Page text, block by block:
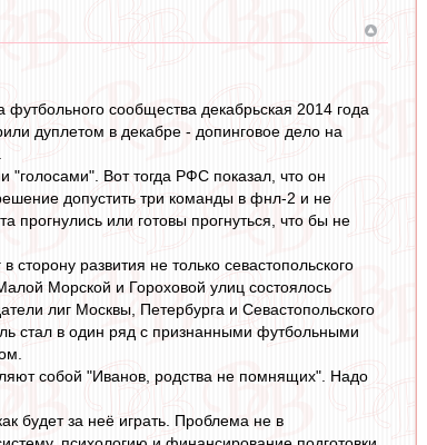
сообщества декабрьская 2014 года
дуплетом в декабре - допинговое дело на
Вот тогда РФС показал, что он
допустить три команды в фнл-2 и не
или готовы прогнуться, что бы не
развития не только севастопольского
Морской и Гороховой улиц состоялось
лиг Москвы, Петербурга и Севастопольского
стал в один ряд с признанными футбольными
собой "Иванов, родства не помнящих". Надо
будет за неё играть. Проблема не в